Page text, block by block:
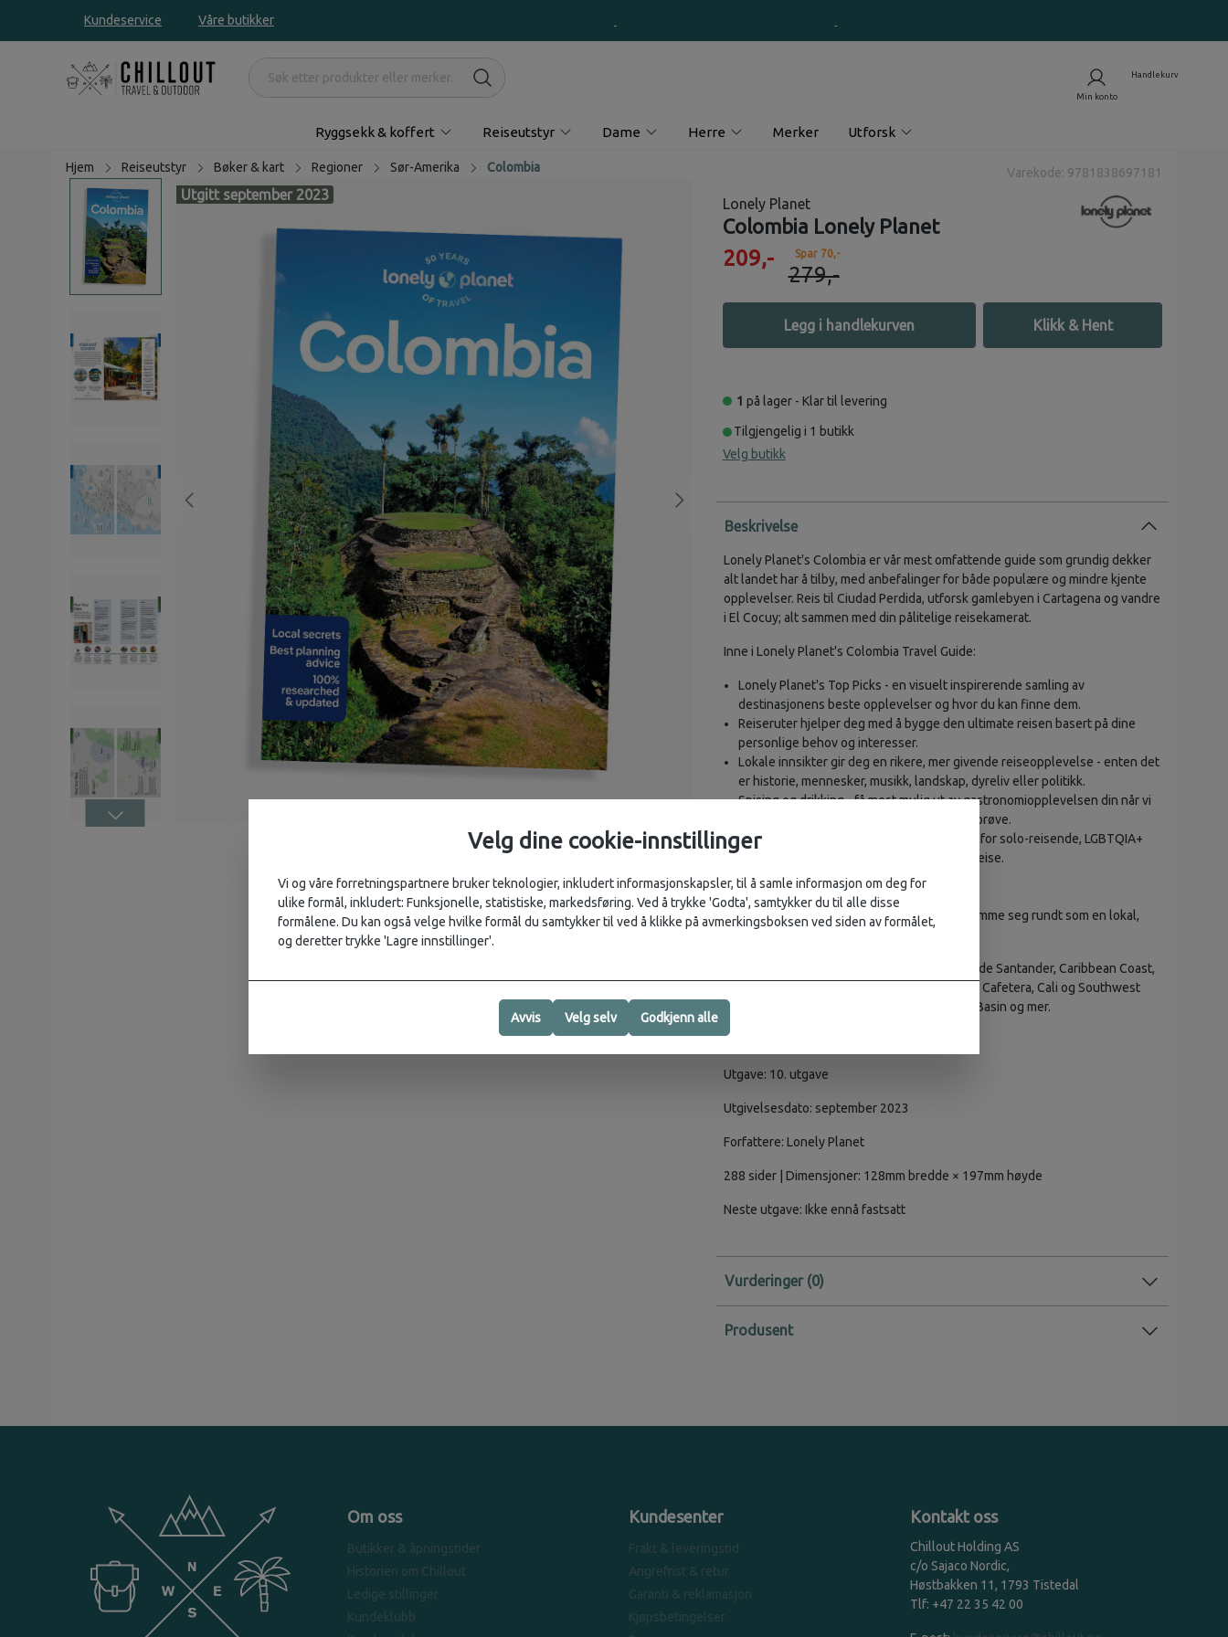
Kundeservice Våre butikker
Ryggsekk & koffert Reiseutstyr Dame Herre Merker Utforsk
Hjem Reiseutstyr Bøker & kart Regioner Sør-Amerika Colombia
Utgitt september 2023
Varekode: 9781838697181
Lonely Planet
Colombia Lonely Planet
209,- Spar 70,-
279,-
Legg i handlekurven Klikk & Hent
1 på lager - Klar til levering
Tilgjengelig i 1 butikk
Velg butikk
Beskrivelse
Lonely Planet's Colombia er vår mest omfattende guide som grundig dekker
alt landet har å tilby, med anbefalinger for både populære og mindre kjente
opplevelser. Reis til Ciudad Perdida, utforsk gamlebyen i Cartagena og vandre
i El Cocuy; alt sammen med din pålitelige reisekamerat.
Inne i Lonely Planet's Colombia Travel Guide:
Lonely Planet's Top Picks - en visuelt inspirerende samling av
destinasjonens beste opplevelser og hvor du kan finne dem.
Reiseruter hjelper deg med å bygge den ultimate reisen basert på dine
personlige behov og interesser.
Lokale innsikter gir deg en rikere, mer givende reiseopplevelse - enten det
er historie, mennesker, musikk, landskap, dyreliv eller politikk.
Spising og drikking - få mest mulig ut av gastronomiopplevelsen din når vi
avslører regionale retter og drikker du må prøve.
Verktøysett - alle planleggingsverktøyene for solo-reisende, LGBTQIA+
reisende, familie-reisende og tilgjengelig reise.
Fargekart og bilder gjennom hele boken.
Språk - essensielle fraser og språktips.
Insider-tips for å spare tid og penger og komme seg rundt som en lokal,
DEKKER Bogotá, Boyacá, Santander og Norte de Santander, Caribbean Coast,
San Andres og Providencia, Medellín og Zona Cafetera, Cali og Southwest
Colombia, Pacific Coast, Los Llanos, Amazon Basin og mer.
BOKDETALJER ISBN: 9781838697181
Utgave: 10. utgave
Utgivelsesdato: september 2023
Forfattere: Lonely Planet
288 sider | Dimensjoner: 128mm bredde × 197mm høyde
Neste utgave: Ikke ennå fastsatt
Vurderinger
Produsent
Om oss
Butikker & åpningstider
Historien om Chillout
Ledige stillinger
Kundeklubb
Kundesenter
Frakt & leveringstid
Angrefrist & retur
Garanti & reklamasjon
Kjøpsbetingelser
Kontakt oss
Chillout Holding AS
c/o Sajaco Nordic,
Høstbakken 11, 1793 Tistedal
Tlf: +47 22 35 42 00
Velg dine cookie-innstillinger
Vi og våre forretningspartnere bruker teknologier, inkludert informasjonskapsler, til å samle informasjon om deg for
ulike formål, inkludert: Funksjonelle, statistiske, markedsføring. Ved å trykke 'Godta', samtykker du til alle disse
formålene. Du kan også velge hvilke formål du samtykker til ved å klikke på avmerkingsboksen ved siden av formålet,
og deretter trykke 'Lagre innstillinger'.
Avvis Velg selv Godkjenn alle